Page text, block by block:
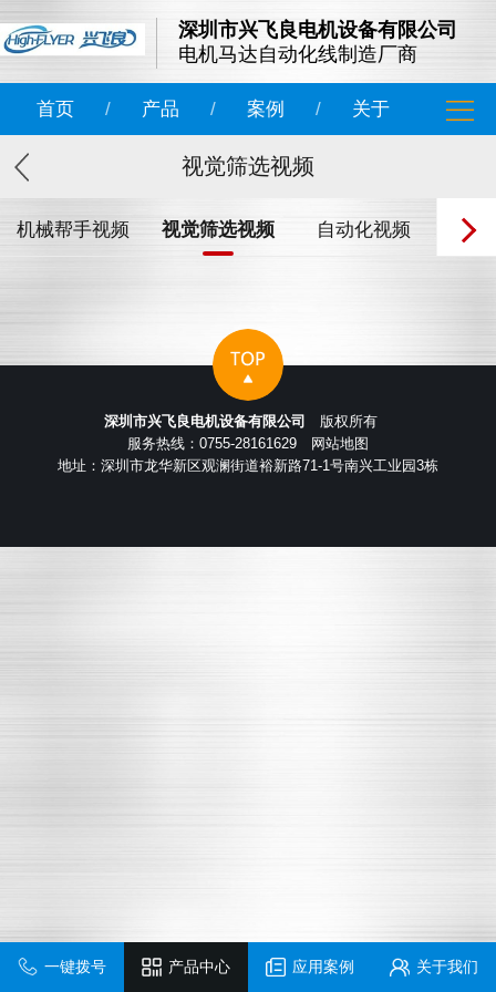
深圳市兴飞良电机设备有限公司
电机马达自动化线制造厂商
首页 / 产品 / 案例 / 关于
视觉筛选视频
机械帮手视频 视觉筛选视频 自动化视频
深圳市兴飞良电机设备有限公司
版权所有
服务热线：0755-28161629
网站地图
地址：深圳市龙华新区观澜街道裕新路71-1号南兴工业园3栋
一键拨号 产品中心 应用案例 关于我们